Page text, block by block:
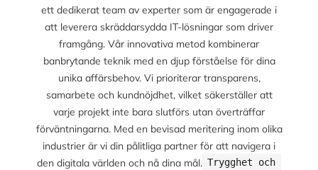
ett dedikerat team av experter som är engagerade i
att leverera skräddarsydda IT-lösningar som driver
framgång. Vår innovativa metod kombinerar
banbrytande teknik med en djup förståelse för dina
unika affärsbehov. Vi prioriterar transparens,
samarbete och kundnöjdhet, vilket säkerställer att
varje projekt inte bara slutförs utan överträffar
förväntningarna. Med en bevisad meritering inom olika
industrier är vi din pålitliga partner för att navigera i
den digitala världen och nå dina mål. Trygghet och